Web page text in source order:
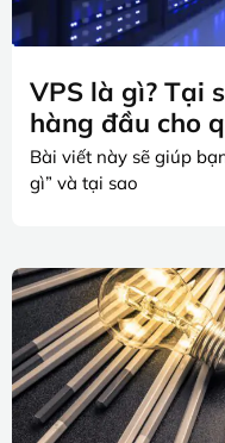
VPS là gì? Tại
hàng đầu cho
Bài viết này sẽ giúp
gì” và tại sao